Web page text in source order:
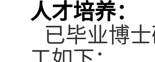
人才培养：
已毕业博